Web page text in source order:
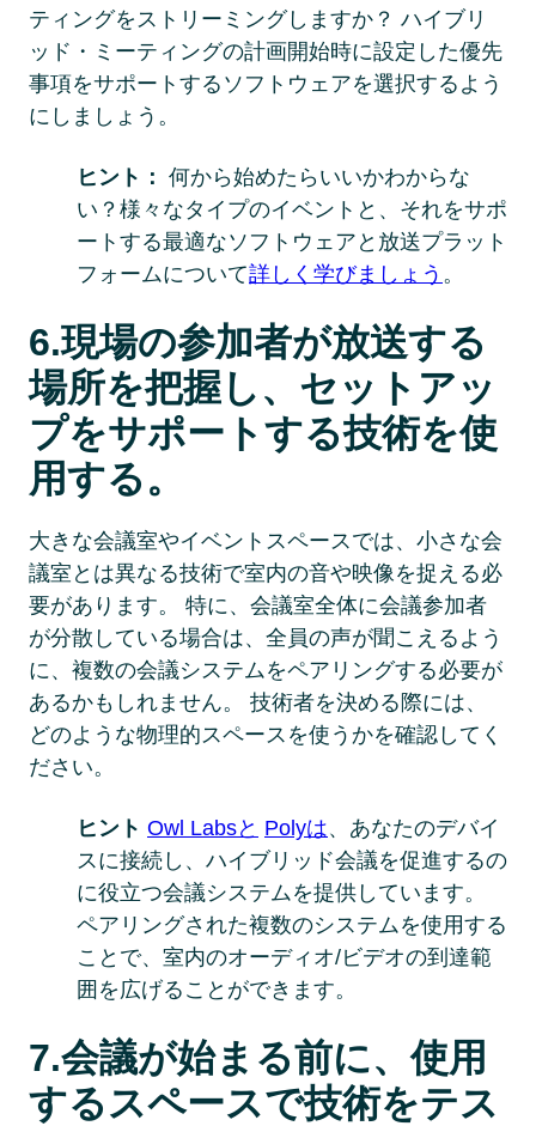
ティングをストリーミングしますか？ ハイブリ
ッド・ミーティングの計画開始時に設定した優先
事項をサポートするソフトウェアを選択するよう
にしましょう。
ヒント： 何から始めたらいいかわからな
い？様々なタイプのイベントと、それをサポ
ートする最適なソフトウェアと放送プラット
フォームについて詳しく学びましょう 。
6.現場の参加者が放送する
場所を把握し、セットアッ
プをサポートする技術を使
用する。
大きな会議室やイベントスペースでは、小さな会
議室とは異なる技術で室内の音や映像を捉える必
要があります。 特に、会議室全体に会議参加者
が分散している場合は、全員の声が聞こえるよう
に、複数の会議システムをペアリングする必要が
あるかもしれません。 技術者を決める際には、
どのような物理的スペースを使うかを確認してく
ださい。
ヒント Owl Labsと Polyは、あなたのデバイ
スに接続し、ハイブリッド会議を促進するの
に役立つ会議システムを提供しています。
ペアリングされた複数のシステムを使用する
ことで、室内のオーディオ/ビデオの到達範
囲を広げることができます。
7.会議が始まる前に、使用
するスペースで技術をテス